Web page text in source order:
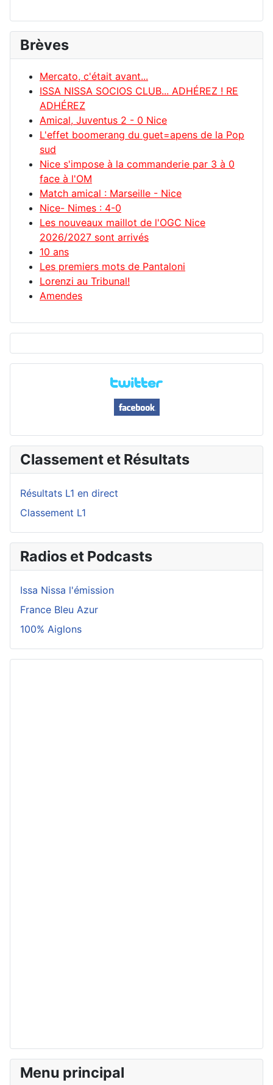
Brèves
Mercato, c'était avant...
ISSA NISSA SOCIOS CLUB... ADHÉREZ ! RE
ADHÉREZ
Amical, Juventus 2 - 0 Nice
L'effet boomerang du guet=apens de la Pop
sud
Nice s'impose à la commanderie par 3 à 0
face à l'OM
Match amical : Marseille - Nice
Nice- Nimes : 4-0
Les nouveaux maillot de l'OGC Nice
2026/2027 sont arrivés
10 ans
Les premiers mots de Pantaloni
Lorenzi au Tribunal!
Amendes
Classement et Résultats
Résultats L1 en direct
Classement L1
Radios et Podcasts
Issa Nissa l'émission
France Bleu Azur
100% Aiglons
Menu principal